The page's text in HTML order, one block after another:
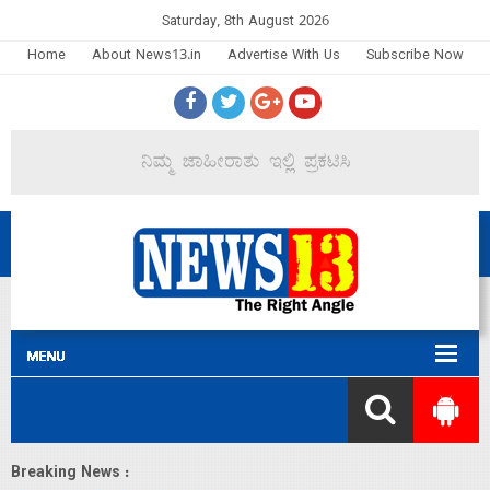
Saturday, 8th August 2026
Home
About News13.in Advertise With Us Subscribe Now
Breaking News :